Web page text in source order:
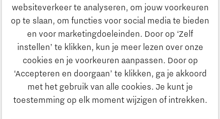
websiteverkeer te analyseren, om jouw voorkeuren
op te slaan, om functies voor social media te bieden
en voor marketingdoeleinden. Door op ‘Zelf
instellen’ te klikken, kun je meer lezen over onze
cookies en je voorkeuren aanpassen. Door op
‘Accepteren en doorgaan’ te klikken, ga je akkoord
met het gebruik van alle cookies. Je kunt je
toestemming op elk moment wijzigen of intrekken.
Innovatie
Ondernemen
Onderwijs
Strategie & Organisatie
Zoeken
Contact
Naar internationale website